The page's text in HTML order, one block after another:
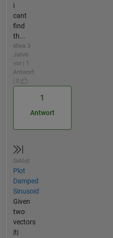
i
cant
find
th...
etwa 3
Jahre
vor | 1
Antwort
| 0
1
Antwort
Gelöst
Plot
Damped
Sinusoid
Given
two
vectors
|t|